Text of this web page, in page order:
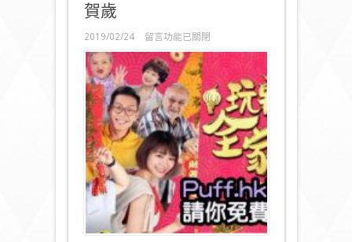
賀歲
2019/02/24
在
〈電
影
「玩
轉
全
家
福」
爆
笑
賀
歲〉
中
留言功能已關閉